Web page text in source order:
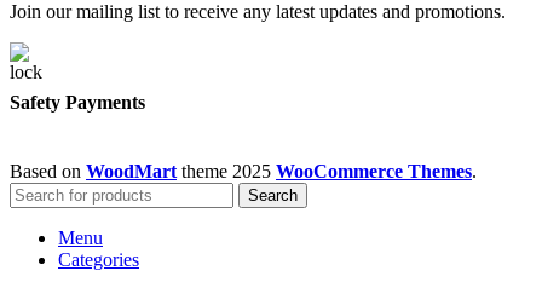
Join our mailing list to receive any latest updates and promotions.
Safety Payments
Based on WoodMart theme 2025 WooCommerce Themes.
Search
Menu
Categories